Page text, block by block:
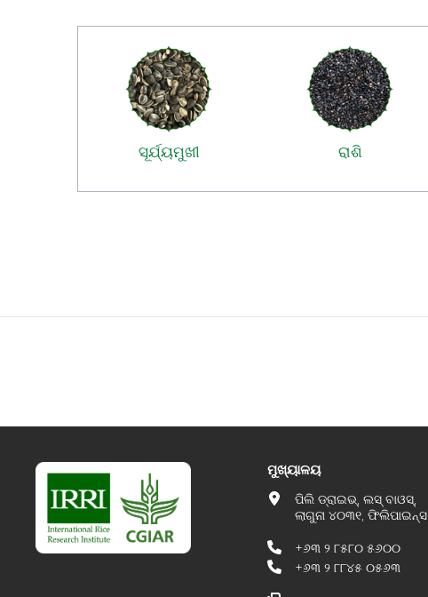
ସୂର୍ଯ୍ୟମୁଖୀ ରାଶି
ମୁଖ୍ୟାଳୟ
ପିଲି ଡ୍ରାଇଭ୍, ଲସ୍ ବାଓସ୍,
ଲାଗୁନା ୪୦୩୧, ଫିଲିପାଇନ୍ସ
+୬୩ ୨ ୮୫୮୦ ୫୬୦୦
+୬୩ ୨ ୮୮୪୫ ୦୫୬୩